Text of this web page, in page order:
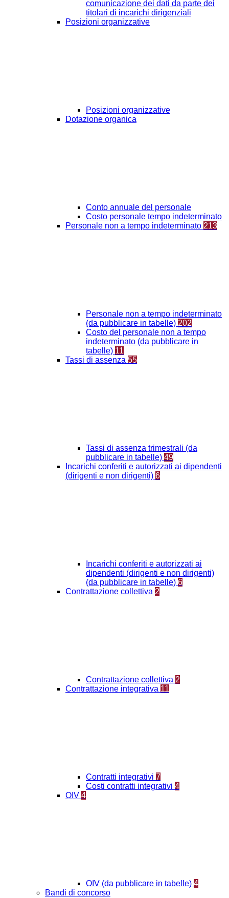
comunicazione dei dati da parte dei
titolari di incarichi dirigenziali
Posizioni organizzative
Posizioni organizzative
Dotazione organica
Conto annuale del personale
Costo personale tempo indeterminato
Personale non a tempo indeterminato 213
Personale non a tempo indeterminato
(da pubblicare in tabelle) 202
Costo del personale non a tempo
indeterminato (da pubblicare in
tabelle) 11
Tassi di assenza 55
Tassi di assenza trimestrali (da
pubblicare in tabelle) 49
Incarichi conferiti e autorizzati ai dipendenti
(dirigenti e non dirigenti) 6
Incarichi conferiti e autorizzati ai
dipendenti (dirigenti e non dirigenti)
(da pubblicare in tabelle) 6
Contrattazione collettiva 2
Contrattazione collettiva 2
Contrattazione integrativa 11
Contratti integrativi 7
Costi contratti integrativi 4
OIV 4
OIV (da pubblicare in tabelle) 4
Bandi di concorso